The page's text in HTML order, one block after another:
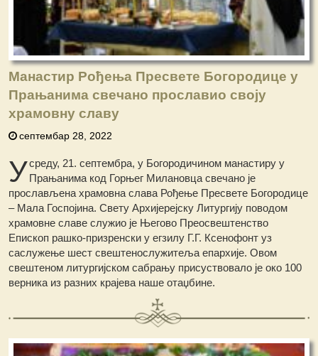
Манастир Рођења Пресвете Богородице у
Прањанима свечано прославио своју
храмовну славу
септембар 28, 2022
Усреду, 21. септембра, у Богородичином манастиру у
Прањанима код Горњег Милановца свечано је
прослављена храмовна слава Рођење Пресвете Богородице
– Мала Госпојина. Свету Архијерејску Литургију поводом
храмовне славе служио је Његово Преосвештенство
Епископ рашко-призренски у егзилу Г.Г. Ксенофонт уз
саслужење шест свештенослужитеља епархије. Овом
свештеном литургијском сабрању присуствовало је око 100
верника из разних крајева наше отаџбине.